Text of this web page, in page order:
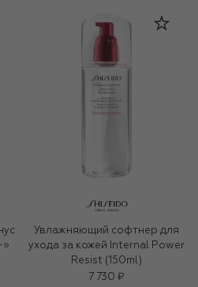
Увлажняющий софтнер для
ухода за кожей Internal Power
Resist (150ml)
7 730 ₽